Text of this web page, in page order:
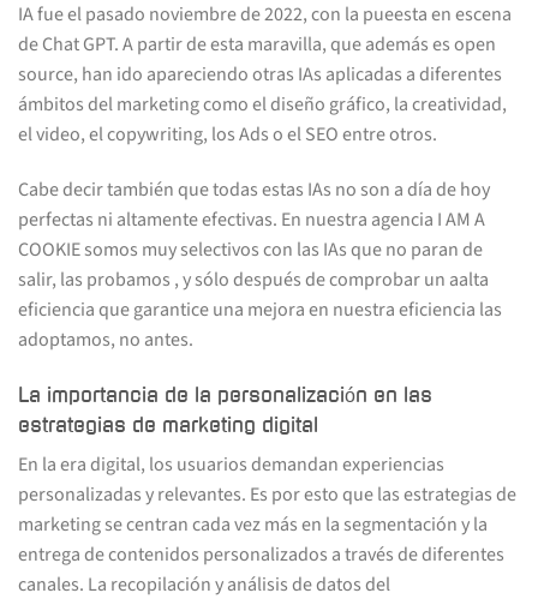
IA fue el pasado noviembre de 2022, con la pueesta en escena
de Chat GPT. A partir de esta maravilla, que además es open
source, han ido apareciendo otras IAs aplicadas a diferentes
ámbitos del marketing como el diseño gráfico, la creatividad,
el video, el copywriting, los Ads o el SEO entre otros.
Cabe decir también que todas estas IAs no son a día de hoy
perfectas ni altamente efectivas. En nuestra agencia I AM A
COOKIE somos muy selectivos con las IAs que no paran de
salir, las probamos , y sólo después de comprobar un aalta
eficiencia que garantice una mejora en nuestra eficiencia las
adoptamos, no antes.
La importancia de la personalización en las
estrategias de marketing digital
En la era digital, los usuarios demandan experiencias
personalizadas y relevantes. Es por esto que las estrategias de
marketing se centran cada vez más en la segmentación y la
entrega de contenidos personalizados a través de diferentes
canales. La recopilación y análisis de datos del